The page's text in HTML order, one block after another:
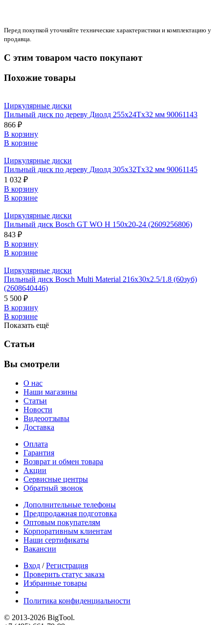
Перед покупкой уточняйте технические характеристики и комплектацию у
продавца.
С этим товаром часто покупают
Похожие товары
Циркулярные диски
Пильный диск по дереву Диолд 255x24Tx32 мм 90061143
866 ₽
В корзину
В корзине
Циркулярные диски
Пильный диск по дереву Диолд 305x32Tx32 мм 90061145
1 032 ₽
В корзину
В корзине
Циркулярные диски
Пильный диск Bosch GT WO H 150x20-24 (2609256806)
843 ₽
В корзину
В корзине
Циркулярные диски
Пильный диск Bosch Multi Material 216x30x2.5/1.8 (60зуб)
(2608640446)
5 500 ₽
В корзину
В корзине
Показать ещё
Статьи
Вы смотрели
О нас
Наши магазины
Статьи
Новости
Видеоотзывы
Доставка
Оплата
Гарантия
Возврат и обмен товара
Акции
Сервисные центры
Обратный звонок
Дополнительные телефоны
Предпродажная подготовка
Оптовым покупателям
Корпоративным клиентам
Наши сертификаты
Вакансии
Вход /Регистрация
Проверить статус заказа
Избранные товары
Политика конфиденциальности
© 2013-2026 BigTool.